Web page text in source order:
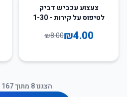
צעצוע עכביש דביק
לטיפוס על קירות - 1-30
₪4.00
₪8.00
הצגנו8 מתוך167